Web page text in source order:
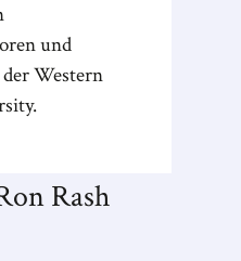
und
Western
Rash